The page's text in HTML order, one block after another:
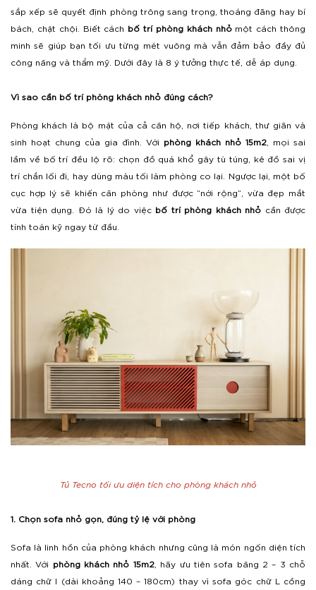
sắp xếp sẽ quyết định phòng trông sang trọng, thoáng đãng hay bí
bách, chật chội. Biết cách bố trí phòng khách nhỏmột cách thông
minh sẽ giúp bạn tối ưu từng mét vuông mà vẫn đảm bảo đầy đủ
công năng và thẩm mỹ. Dưới đây là 8 ý tưởng thực tế, dễ áp dụng.
Vì sao cần bố trí phòng khách nhỏ đúng cách?
Phòng khách là bộ mặt của cả căn hộ, nơi tiếp khách, thư giãn và
sinh hoạt chung của gia đình. Với phòng khách nhỏ 15m2 , mọi sai
lầm về bố trí đều lộ rõ: chọn đồ quá khổ gây tù túng, kê đồ sai vị
trí chắn lối đi, hay dùng màu tối làm phòng co lại. Ngược lại, một bố
cục hợp lý sẽ khiến căn phòng như được “nới rộng”, vừa đẹp mắt
vừa tiện dụng. Đó là lý do việc bố trí phòng khách nhỏ cần được
tính toán kỹ ngay từ đầu.
Tủ Tecno tối ưu diện tích cho phòng khách nhỏ
1. Chọn sofa nhỏ gọn, đúng tỷ lệ với phòng
Sofa là linh hồn của phòng khách nhưng cũng là món ngốn diện tích
nhất. Với phòng khách nhỏ 15m2, hãy ưu tiên sofa băng 2 – 3 chỗ
dáng chữ I (dài khoảng 140 – 180cm) thay vì sofa góc chữ L cồng